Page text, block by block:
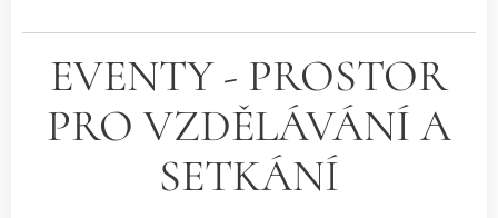
EVENTY - PROSTOR
PRO VZDĚLÁVÁNÍ A
SETKÁNÍ